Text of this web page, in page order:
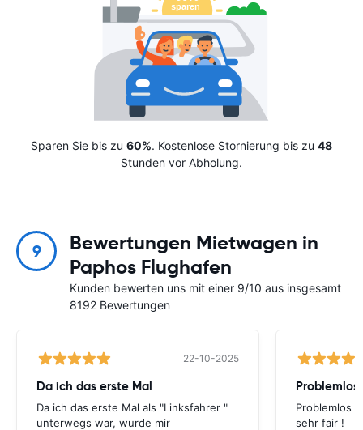
Sparen Sie bis zu 60%. Kostenlose Stornierung bis zu 48
Stunden vor Abholung.
9
Bewertungen Mietwagen in
Paphos Flughafen
Kunden bewerten uns mit einer 9/10 aus insgesamt
8192 Bewertungen
22-10-2025
Da ich das erste Mal
Da ich das erste Mal als "Linksfahrer "
unterwegs war, wurde mir
Problemlos
sehr fair !